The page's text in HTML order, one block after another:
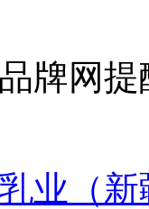
牌网
业（